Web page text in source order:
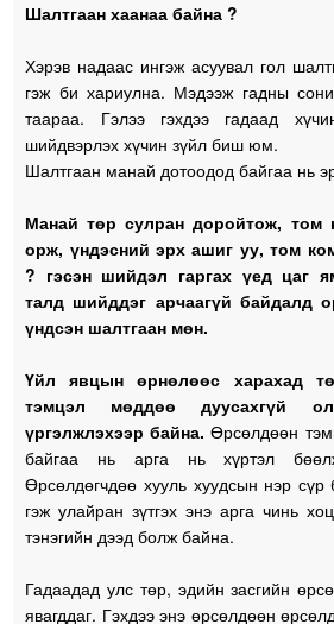
Шалтгаан хаанаа байна ?
Хэрэв надаас ингэж асуувал гол
гэж би хариулна. Мэдээж гадны
таараа. Гэлээ гэхдээ гадаад
шийдвэрлэх хүчин зүйл биш юм.
Шалтгаан манай дотоодод байгаа нь
Манай төр сулран доройтож, том
орж, үндэсний эрх ашиг уу, том
? гэсэн шийдэл гаргах үед цаг
талд шийддэг арчаагүй байдалд
үндсэн шалтгаан мөн.
Үйл явцын өрнөлөөс харахад
тэмцэл мөддөө дуусахгүй
үргэлжлэхээр байна. Өрсөлдөөн
байгаа нь арга нь хүртэл
Өрсөлдөгчдөө хууль хуудсын нэр
гэж улайран зүтгэх энэ арга чинь
тэнэгийн дээд болж байна.
Гадаадад улс төр, эдийн засгийн
явагддаг. Гэхдээ энэ өрсөлдөөн